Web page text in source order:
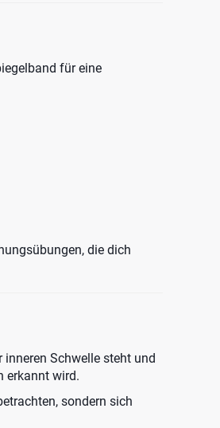
für eine
die dich
inneren Schwelle steht und
erkannt wird.
sondern sich